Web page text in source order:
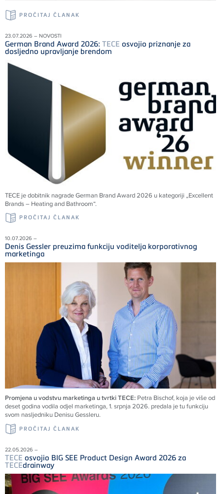
PROČITAJ ČLANAK
23.07.2026 – NOVOSTI
German Brand Award 2026: TECE osvojio priznanje za
dosljedno upravljanje brendom
TECE je dobitnik nagrade German Brand Award 2026 u kategoriji „Excellent
Brands – Heating and Bathroom“.
PROČITAJ ČLANAK
10.07.2026 –
Denis Gessler preuzima funkciju voditelja korporativnog
marketinga
Promjena u vodstvu marketinga u tvrtki TECE: Petra Bischof, koja je više od
deset godina vodila odjel marketinga, 1. srpnja 2026. predala je tu funkciju
svom nasljedniku Denisu Gessleru.
PROČITAJ ČLANAK
22.05.2026 –
TECE osvojio BIG SEE Product Design Award 2026 za
TECEdrainway